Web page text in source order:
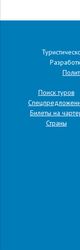
Поиск туров
Билеты на
Страны